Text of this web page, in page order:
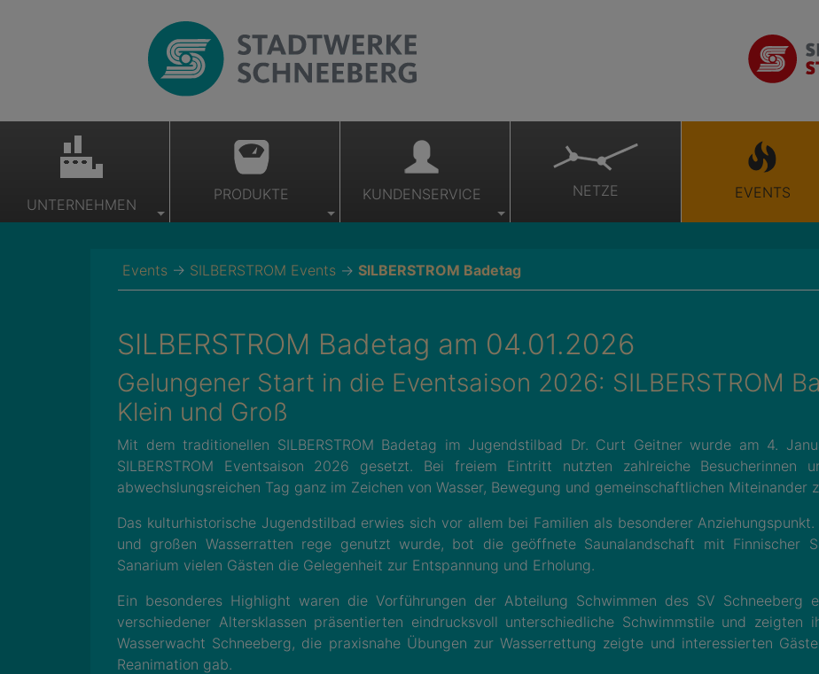
UNTERNEHMEN
PRODUKTE KUNDENSERVICE NETZE EVENTS
Events → SILBERSTROM Events → SILBERSTROM Badetag
SILBERSTROM Badetag am 04.01.2026
Gelungener Start in die Eventsaison 2026: SILBERSTROM
Klein und Groß
Mit dem traditionellen SILBERSTROM Badetag im Jugendstilbad Dr. Curt Geitner wurde am 4.
SILBERSTROM Eventsaison 2026 gesetzt. Bei freiem Eintritt nutzten zahlreiche Besucherinnen
abwechslungsreichen Tag ganz im Zeichen von Wasser, Bewegung und gemeinschaftlichen Miteinander
Das kulturhistorische Jugendstilbad erwies sich vor allem bei Familien als besonderer
und großen Wasserratten rege genutzt wurde, bot die geöffnete Saunalandschaft mit Finnischer
Sanarium vielen Gästen die Gelegenheit zur Entspannung und Erholung.
Ein besonderes Highlight waren die Vorführungen der Abteilung Schwimmen des SV Schneeberg
verschiedener Altersklassen präsentierten eindrucksvoll unterschiedliche Schwimmstile und
Wasserwacht Schneeberg, die praxisnahe Übungen zur Wasserrettung zeigte und interessierten
Reanimation gab.